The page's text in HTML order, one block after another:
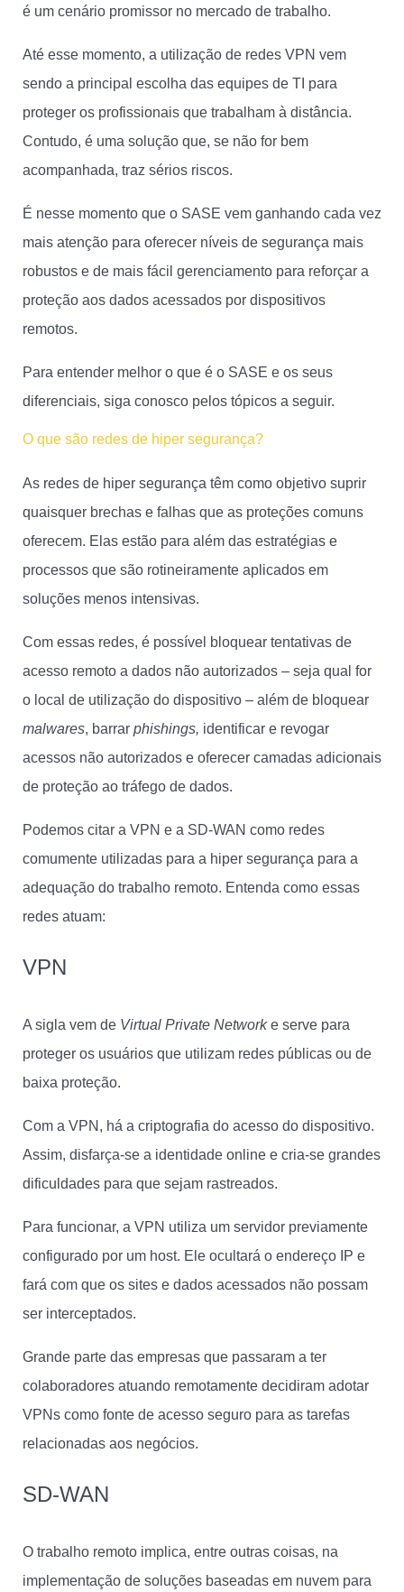
é um cenário promissor no mercado de trabalho.
Até esse momento, a utilização de redes VPN vem
sendo a principal escolha das equipes de TI para
proteger os profissionais que trabalham à distância.
Contudo, é uma solução que, se não for bem
acompanhada, traz sérios riscos.
É nesse momento que o SASE vem ganhando cada vez
mais atenção para oferecer níveis de segurança mais
robustos e de mais fácil gerenciamento para reforçar a
proteção aos dados acessados por dispositivos
remotos.
Para entender melhor o que é o SASE e os seus
diferenciais, siga conosco pelos tópicos a seguir.
O que são redes de hiper segurança?
As redes de hiper segurança têm como objetivo suprir
quaisquer brechas e falhas que as proteções comuns
oferecem. Elas estão para além das estratégias e
processos que são rotineiramente aplicados em
soluções menos intensivas.
Com essas redes, é possível bloquear tentativas de
acesso remoto a dados não autorizados – seja qual for
o local de utilização do dispositivo – além de bloquear
malwares, barrar phishings, identificar e revogar
acessos não autorizados e oferecer camadas adicionais
de proteção ao tráfego de dados.
Podemos citar a VPN e a SD-WAN como redes
comumente utilizadas para a hiper segurança para a
adequação do trabalho remoto. Entenda como essas
redes atuam:
VPN
A sigla vem de Virtual Private Networke serve para
proteger os usuários que utilizam redes públicas ou de
baixa proteção.
Com a VPN, há a criptografia do acesso do dispositivo.
Assim, disfarça-se a identidade online e cria-se grandes
dificuldades para que sejam rastreados.
Para funcionar, a VPN utiliza um servidor previamente
configurado por um host. Ele ocultará o endereço IP e
fará com que os sites e dados acessados não possam
ser interceptados.
Grande parte das empresas que passaram a ter
colaboradores atuando remotamente decidiram adotar
VPNs como fonte de acesso seguro para as tarefas
relacionadas aos negócios.
SD-WAN
O trabalho remoto implica, entre outras coisas, na
implementação de soluções baseadas em nuvem para